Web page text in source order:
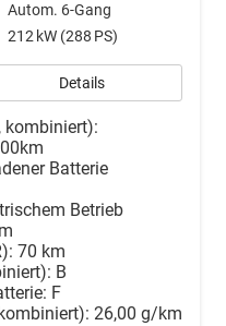
Autom. 6-Gang
212 kW (288 PS)
Details
kombiniert):
Batterie
Betrieb
70 km
B
F
26,00 g/km